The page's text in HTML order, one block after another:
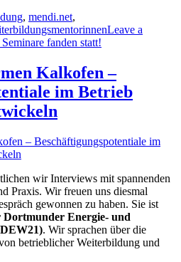
, mendi.net,
Leave a
fanden statt!
Kalkofen –
im Betrieb
wir Interviews mit spannenden
Praxis. Wir freuen uns diesmal
gewonnen zu haben. Sie ist
Dortmunder Energie- und
. Wir sprachen über die
betrieblicher Weiterbildung und